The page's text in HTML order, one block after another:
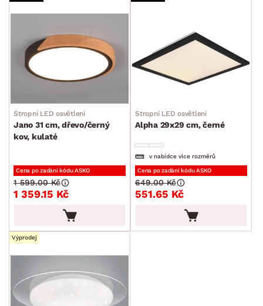
Stropní LED osvětlení
Jano 31 cm, dřevo/černý
kov, kulaté
Cena po zadání kódu ASKO
1 359.15 Kč
1 599.00 Kč
Stropní LED osvětlení
Alpha 29x29 cm, černé
v nabídce více rozměrů
Cena po zadání kódu ASKO
551.65 Kč
649.00 Kč
Výprodej